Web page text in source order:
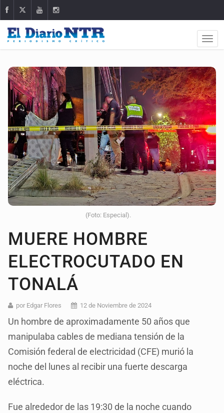
(Foto: Especial).
MUERE HOMBRE
ELECTROCUTADO EN
TONALÁ
por Edgar Flores 12 de Noviembre de 2024
Un hombre de aproximadamente 50 años que
manipulaba cables de mediana tensión de la
Comisión federal de electricidad (CFE) murió la
noche del lunes al recibir una fuerte descarga
eléctrica.
Fue alrededor de las 19:30 de la noche cuando